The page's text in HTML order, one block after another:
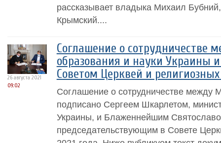
рассказывает владыка Михаил
Крымский....
26 августа 2021
09:02
Соглашение о сотрудничестве
образования и науки Украины
Советом Церквей и
Соглашение о сотрудничестве
подписано Сергеем Шкарлетом,
Украины, и Блаженнейшим
председательствующим в Совете